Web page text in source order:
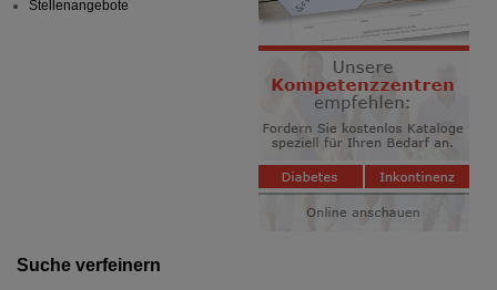
Suche verfeinern
Stellenangebote